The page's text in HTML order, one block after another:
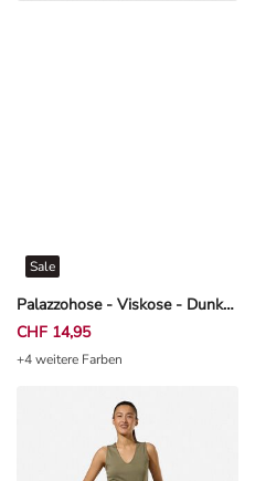
Palazzohose - Viskose - Dunkelblau
Sale
CHF 14,95
+4 weitere Farben